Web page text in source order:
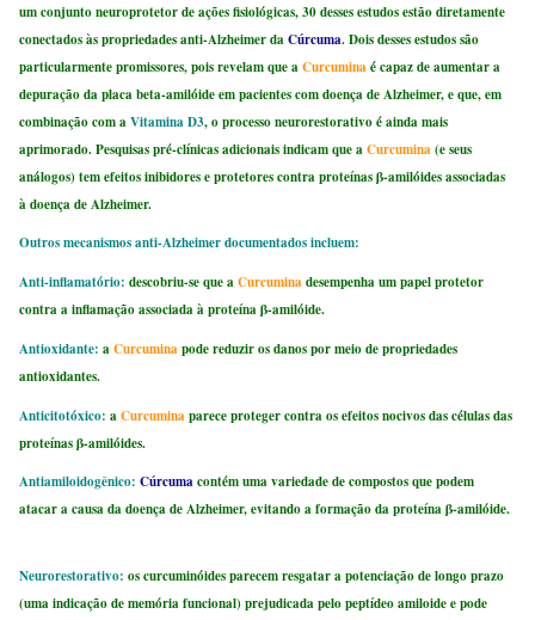
um conjunto neuroprotetor de ações fisiológicas, 30 desses estudos estão diretamente
conectados às propriedades anti-Alzheimer daCúrcuma. Dois desses estudos são
particularmente promissores, pois revelam que aCurcuminaé capaz de aumentar a
depuração da placa beta-amilóide em pacientes com doença de Alzheimer, e que, em
combinação com aVitamina D3, o processo neurorestorativo é ainda mais
aprimorado. Pesquisas pré-clínicas adicionais indicam que a Curcumina(e seus
análogos) tem efeitos inibidores e protetores contra proteínas β-amilóides associadas
à doença de Alzheimer.
Outros mecanismos anti-Alzheimer documentados incluem:
Anti-inflamatório: descobriu-se que aCurcuminadesempenha um papel protetor
contra a inflamação associada à proteína β-amilóide.
Antioxidante: aCurcuminapode reduzir os danos por meio de propriedades
antioxidantes.
Anticitotóxico:aCurcuminaparece proteger contra os efeitos nocivos das células das
proteínas β-amilóides.
Antiamiloidogênico:Cúrcumacontém uma variedade de compostos que podem
atacar a causa da doença de Alzheimer, evitando a formação da proteína β-amilóide.
Neurorestorativo:os curcuminóides parecem resgatar a potenciação de longo prazo
(uma indicação de memória funcional) prejudicada pelo peptídeo amiloide e pode